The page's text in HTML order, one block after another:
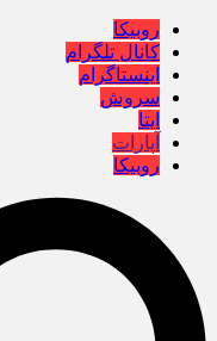
روبیکا
کانال تلگرام
اینستاگرام
سروش
ایتا
آپارات
روبیکا